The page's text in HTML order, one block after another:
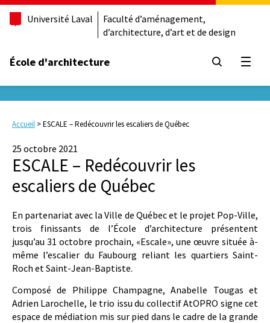
Université Laval
Faculté d’aménagement,
d’architecture, d’art et de design
École d'architecture
Accueil >ESCALE – Redécouvrir les escaliers de Québec
25 octobre 2021
ESCALE – Redécouvrir les
escaliers de Québec
En partenariat avec la Ville de Québec et le projet Pop-Ville,
trois finissants de l’École d’architecture présentent
jusqu’au 31 octobre prochain, «Escale», une œuvre située à-
même l’escalier du Faubourg reliant les quartiers Saint-
Roch et Saint-Jean-Baptiste.
Composé de Philippe Champagne, Anabelle Tougas et
Adrien Larochelle, le trio issu du collectif AtOPRO signe cet
espace de médiation mis sur pied dans le cadre de la grande